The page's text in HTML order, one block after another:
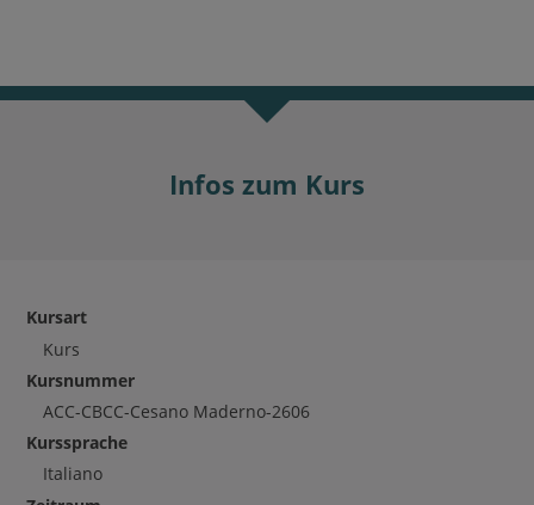
Infos zum Kurs
Kursart
Kurs
Kursnummer
ACC-CBCC-Cesano Maderno-2606
Kurssprache
Italiano